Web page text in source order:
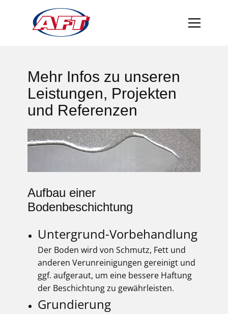
Mehr Infos zu unseren
Leistungen, Projekten
und Referenzen
Aufbau einer
Bodenbeschichtung
Untergrund-Vorbehandlung
Der Boden wird von Schmutz, Fett und
anderen Verunreinigungen gereinigt und
ggf. aufgeraut, um eine bessere Haftung
der Beschichtung zu gewährleisten.
Grundierung